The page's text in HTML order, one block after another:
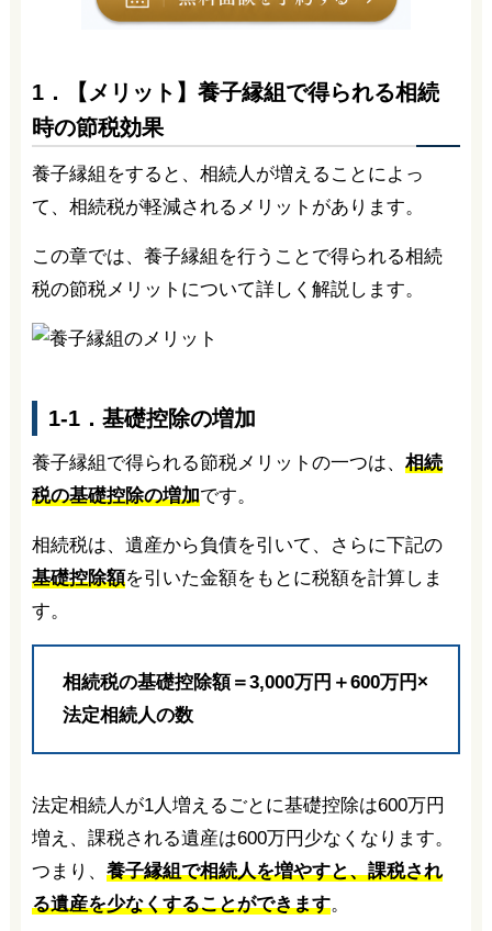
1．【メリット】養子縁組で得られる相続
時の節税効果
養子縁組をすると、相続人が増えることによっ
て、相続税が軽減されるメリットがあります。
この章では、養子縁組を行うことで得られる相続
税の節税メリットについて詳しく解説します。
1-1．基礎控除の増加
養子縁組で得られる節税メリットの一つは、 相続
税の基礎控除の増加です。
相続税は、遺産から負債を引いて、さらに下記の
基礎控除額を引いた金額をもとに税額を計算しま
す。
相続税の基礎控除額＝3,000万円＋600万円×
法定相続人の数
法定相続人が1人増えるごとに基礎控除は600万円
増え、課税される遺産は600万円少なくなります。
つまり、 養子縁組で相続人を増やすと、課税され
る遺産を少なくすることができます。